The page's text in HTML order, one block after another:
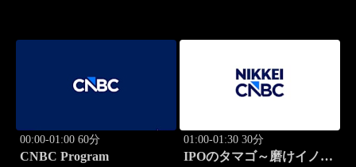
00:00-01:00 60分
CNBC Program
01:00-01:30 30分
IPOのタマゴ～磨けイノベ